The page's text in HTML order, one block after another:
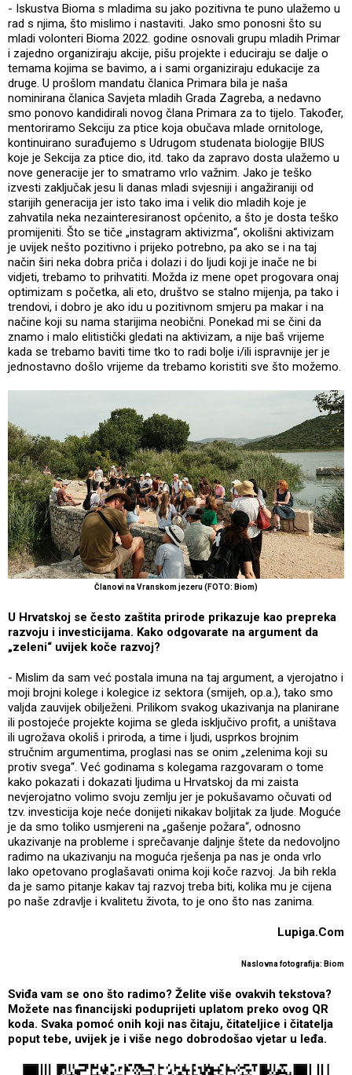
- Iskustva Bioma s mladima su jako pozitivna te puno ulažemo u
rad s njima, što mislimo i nastaviti. Jako smo ponosni što su
mladi volonteri Bioma 2022. godine osnovali grupu mladih Primar
i zajedno organiziraju akcije, pišu projekte i educiraju se dalje o
temama kojima se bavimo, a i sami organiziraju edukacije za
druge. U prošlom mandatu članica Primara bila je naša
nominirana članica Savjeta mladih Grada Zagreba, a nedavno
smo ponovo kandidirali novog člana Primara za to tijelo. Također,
mentoriramo Sekciju za ptice koja obučava mlade ornitologe,
kontinuirano surađujemo s Udrugom studenata biologije BIUS
koje je Sekcija za ptice dio, itd. tako da zapravo dosta ulažemo u
nove generacije jer to smatramo vrlo važnim. Jako je teško
izvesti zaključak jesu li danas mladi svjesniji i angažiraniji od
starijih generacija jer isto tako ima i velik dio mladih koje je
zahvatila neka nezainteresiranost općenito, a što je dosta teško
promijeniti. Što se tiče „instagram aktivizma“, okolišni aktivizam
je uvijek nešto pozitivno i prijeko potrebno, pa ako se i na taj
način širi neka dobra priča i dolazi i do ljudi koji je inače ne bi
vidjeti, trebamo to prihvatiti. Možda iz mene opet progovara onaj
optimizam s početka, ali eto, društvo se stalno mijenja, pa tako i
trendovi, i dobro je ako idu u pozitivnom smjeru pa makar i na
načine koji su nama starijima neobični. Ponekad mi se čini da
znamo i malo elitistički gledati na aktivizam, a nije baš vrijeme
kada se trebamo baviti time tko to radi bolje i/ili ispravnije jer je
jednostavno došlo vrijeme da trebamo koristiti sve što možemo.
Članovi na Vranskom jezeru (FOTO: Biom)
U Hrvatskoj se često zaštita prirode prikazuje kao prepreka
razvoju i investicijama. Kako odgovarate na argument da
„zeleni“ uvijek koče razvoj?
- Mislim da sam već postala imuna na taj argument, a vjerojatno i
moji brojni kolege i kolegice iz sektora (smijeh, op.a.), tako smo
valjda zauvijek obilježeni. Prilikom svakog ukazivanja na planirane
ili postojeće projekte kojima se gleda isključivo profit, a uništava
ili ugrožava okoliš i priroda, a time i ljudi, usprkos brojnim
stručnim argumentima, proglasi nas se onim „zelenima koji su
protiv svega“. Već godinama s kolegama razgovaram o tome
kako pokazati i dokazati ljudima u Hrvatskoj da mi zaista
nevjerojatno volimo svoju zemlju jer je pokušavamo očuvati od
tzv. investicija koje neće donijeti nikakav boljitak za ljude. Moguće
je da smo toliko usmjereni na „gašenje požara“, odnosno
ukazivanje na probleme i sprečavanje daljnje štete da nedovoljno
radimo na ukazivanju na moguća rješenja pa nas je onda vrlo
lako opetovano proglašavati onima koji koče razvoj. Ja bih rekla
da je samo pitanje kakav taj razvoj treba biti, kolika mu je cijena
po naše zdravlje i kvalitetu života, to je ono što nas zanima.
Lupiga.Com
Naslovna fotografija: Biom
Sviđa vam se ono što radimo? Želite više ovakvih tekstova?
Možete nas financijski poduprijeti uplatom preko ovog QR
koda. Svaka pomoć onih koji nas čitaju, čitateljice i čitatelja
poput tebe, uvijek je i više nego dobrodošao vjetar u leđa.